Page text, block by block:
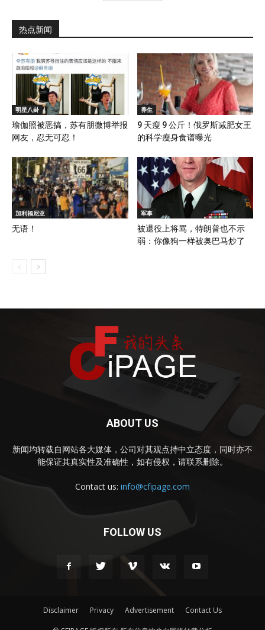
热点新闻
明星八卦
瑜伽照被恶搞，苏有朋微博举报
网友，忍无可忍！
养生
9 天瘦 9 公斤！俄罗斯减肥女王
的科学瘦身食谱曝光
加利福尼亚
无语！
军事
被退役上将骂，特朗普也不示
弱：你像狗一样被奥巴马炒了
ABOUT US
新闻均转载自网站各大媒体，公司对其观点持中立态度，同时亦不
能保证其真实性及准确性，如有侵权，请联系删除。
Contact us: info@cfipage.com
FOLLOW US
Disclaimer Privacy Advertisement Contact Us